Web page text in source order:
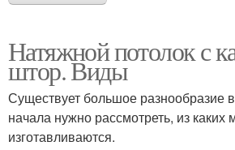
Натяжной потолок с
штор. Виды
Существует большое разнообразие
начала нужно рассмотреть, из каких
изготавливаются.